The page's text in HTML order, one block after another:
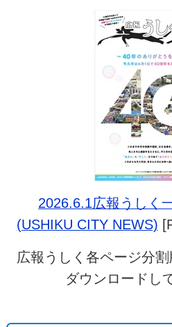
2026.6.1広報うしく
(USHIKU CITY NEWS)
広報うしく各ページ分
ダウンロードし